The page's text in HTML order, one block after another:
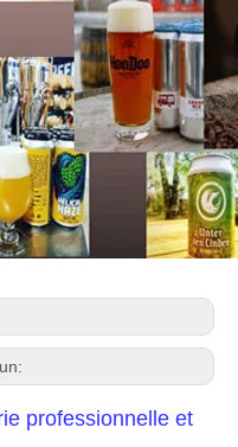
professionnelle et